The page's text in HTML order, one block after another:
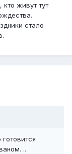
кто живут тут
стало
..